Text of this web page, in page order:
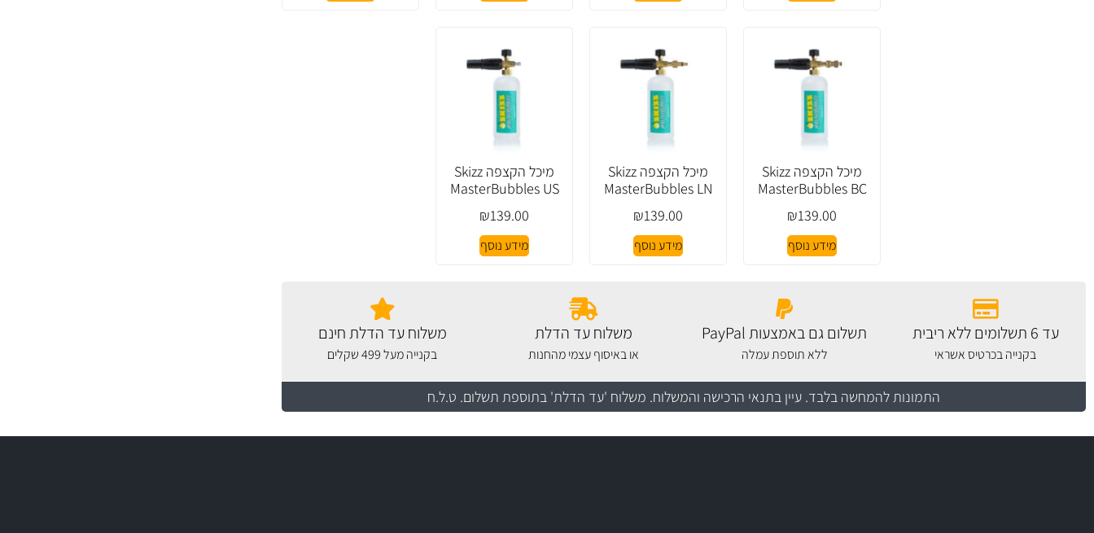
מיכל הקצפה Skizz
MasterBubbles BC
₪139.00
מידע נוסף
מיכל הקצפה Skizz
MasterBubbles LN
₪139.00
מידע נוסף
מיכל הקצפה Skizz
MasterBubbles US
₪139.00
מידע נוסף
עד 6 תשלומים ללא ריבית
בקנייה בכרטיס אשראי
תשלום גם באמצעות PayPal
ללא תוספת עמלה
משלוח עד הדלת
או באיסוף עצמי מהחנות
משלוח עד הדלת חינם
בקנייה מעל 499 שקלים
התמונות להמחשה בלבד. עיין בתנאי הרכישה והמשלוח. משלוח 'עד הדלת' בתוספת תשלום. ט.ל.ח